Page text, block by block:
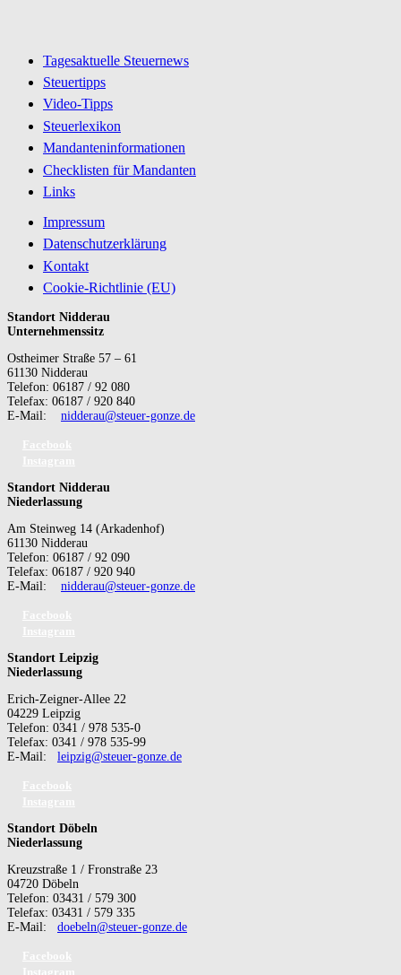
Tagesaktuelle Steuernews
Steuertipps
Video-Tipps
Steuerlexikon
Mandanteninformationen
Checklisten für Mandanten
Links
Impressum
Datenschutzerklärung
Kontakt
Cookie-Richtlinie (EU)
Standort Nidderau
Unternehmenssitz
Ostheimer Straße 57 – 61
61130 Nidderau
Telefon: 06187 / 92 080
Telefax: 06187 / 920 840
E-Mail: nidderau@steuer-gonze.de
Standort Nidderau
Niederlassung
Am Steinweg 14 (Arkadenhof)
61130 Nidderau
Telefon: 06187 / 92 090
Telefax: 06187 / 920 940
E-Mail: nidderau@steuer-gonze.de
Standort Leipzig
Niederlassung
Erich-Zeigner-Allee 22
04229 Leipzig
Telefon: 0341 / 978 535-0
Telefax: 0341 / 978 535-99
E-Mail: leipzig@steuer-gonze.de
Standort Döbeln
Niederlassung
Kreuzstraße 1 / Fronstraße 23
04720 Döbeln
Telefon: 03431 / 579 300
Telefax: 03431 / 579 335
E-Mail: doebeln@steuer-gonze.de